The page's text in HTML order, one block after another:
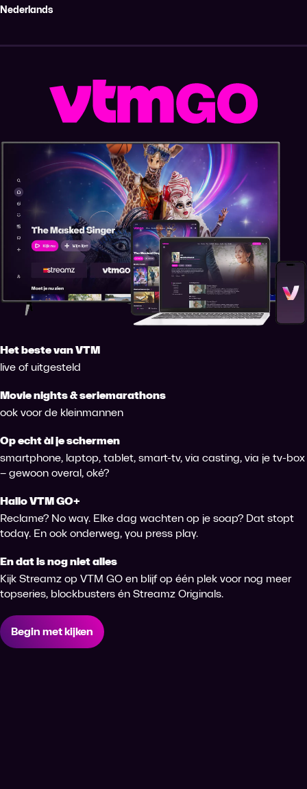
Nederlands
Het beste van VTM
live of uitgesteld
Movie nights & seriemarathons
ook voor de kleinmannen
Op echt àl je schermen
smartphone, laptop, tablet, smart-tv, via casting, via je tv-box
– gewoon overal, oké?
Hallo VTM GO+
Reclame? No way. Elke dag wachten op je soap? Dat stopt
today. En ook onderweg, you press play.
En dat is nog niet alles
Kijk Streamz op VTM GO en blijf op één plek voor nog meer
topseries, blockbusters én Streamz Originals.
Begin met kijken